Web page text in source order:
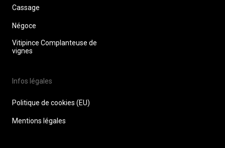
Cassage
Négoce
Vitipince Complanteuse de
vignes
Infos légales
Politique de cookies (EU)
Mentions légales